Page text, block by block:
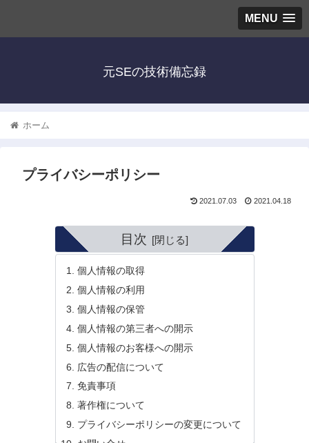
MENU
元SEの技術備忘録
ホーム
プライバシーポリシー
2021.07.03 2021.04.18
目次
個人情報の取得
個人情報の利用
個人情報の保管
個人情報の第三者への開示
個人情報のお客様への開示
広告の配信について
免責事項
著作権について
プライバシーポリシーの変更について